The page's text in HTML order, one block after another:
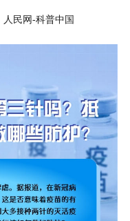
人民网-科普中国